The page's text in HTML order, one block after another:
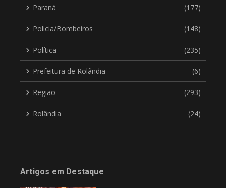
Paraná (177)
Policia/Bombeiros (148)
Política (235)
Prefeitura de Rolândia (6)
Região (293)
Rolândia (24)
Artigos em Destaque